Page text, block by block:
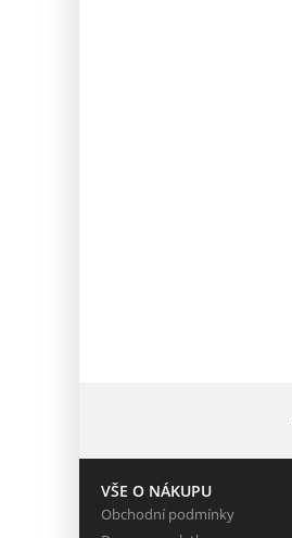
VŠE O NÁKUPU
Obchodní podmínky